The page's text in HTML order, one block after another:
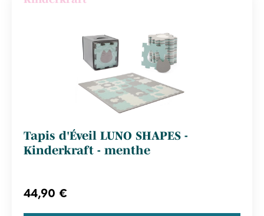
Tapis d'Éveil LUNO SHAPES -
Kinderkraft - menthe
44,90 €